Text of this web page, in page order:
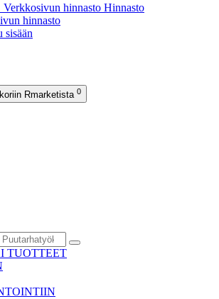
Verkkosivun hinnasto Hinnasto
hinnasto
sisään
0
TUOTTEET